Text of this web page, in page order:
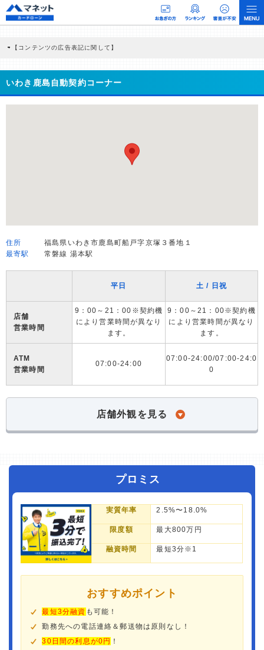
【コンテンツの広告表記に関して】
商品を根拠なくPRするものではなく、当編集部の調査／ユーザーへの口コミ収集な
どに基づき、公平性を担保した情報提供を行っています。
>提携企業一覧
いわき鹿島自動契約コーナー
住所
福島県いわき市鹿島町船戸字京塚３番地１
最寄駅
常磐線 湯本駅
平日 土 / 日祝
店舗
営業時間
9：00～21：00※契約機
により営業時間が異なり
ます。
9：00～21：00※契約機
により営業時間が異なり
ます。
ATM
営業時間
07:00-24:00
07:00-24:00/07:00-24:0
0
店舗外観を見る
プロミス
実質年率 2.5%〜18.0%
限度額 最大800万円
融資時間 最短3分※1
おすすめポイント
最短3分融資 も可能！
勤務先への電話連絡＆郵送物は原則なし！
30日間の利息が0円 ！